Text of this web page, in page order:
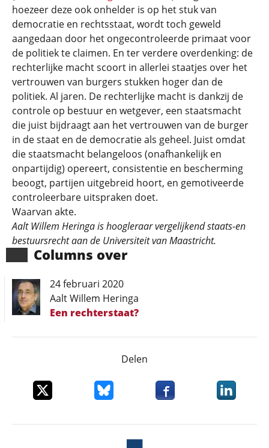
hoezeer deze ook onhelder is op het stuk van
democratie en rechtsstaat, wordt toch geweld
aangedaan door het ongecontroleerde primaat voor
de politiek te claimen. En ter verdere overdenking: de
rechterlijke macht scoort in allerlei staatjes over het
vertrouwen van burgers stukken hoger dan de
politiek. Al jaren. De rechterlijke macht is dankzij de
controle op bestuur en wetgever, een staatsmacht
die juist bijdraagt aan het vertrouwen van de burger
in de staat en de democratie als geheel. Juist omdat
die staatsmacht belangeloos (onafhankelijk en
onpartijdig) opereert, consistentie en bescherming
beoogt, partijen uitgebreid hoort, en gemotiveerde
controleerbare uitspraken doet.
Waarvan akte.
Aalt Willem Heringa is hoogleraar vergelijkend staats-en
bestuursrecht aan de Universiteit van Maastricht.
Columns over
24 februari 2020
Aalt Willem Heringa
Een rechterstaat?
Delen
Deel dit item op XDeel dit item op Bluesky
Deel dit item opDeel dit